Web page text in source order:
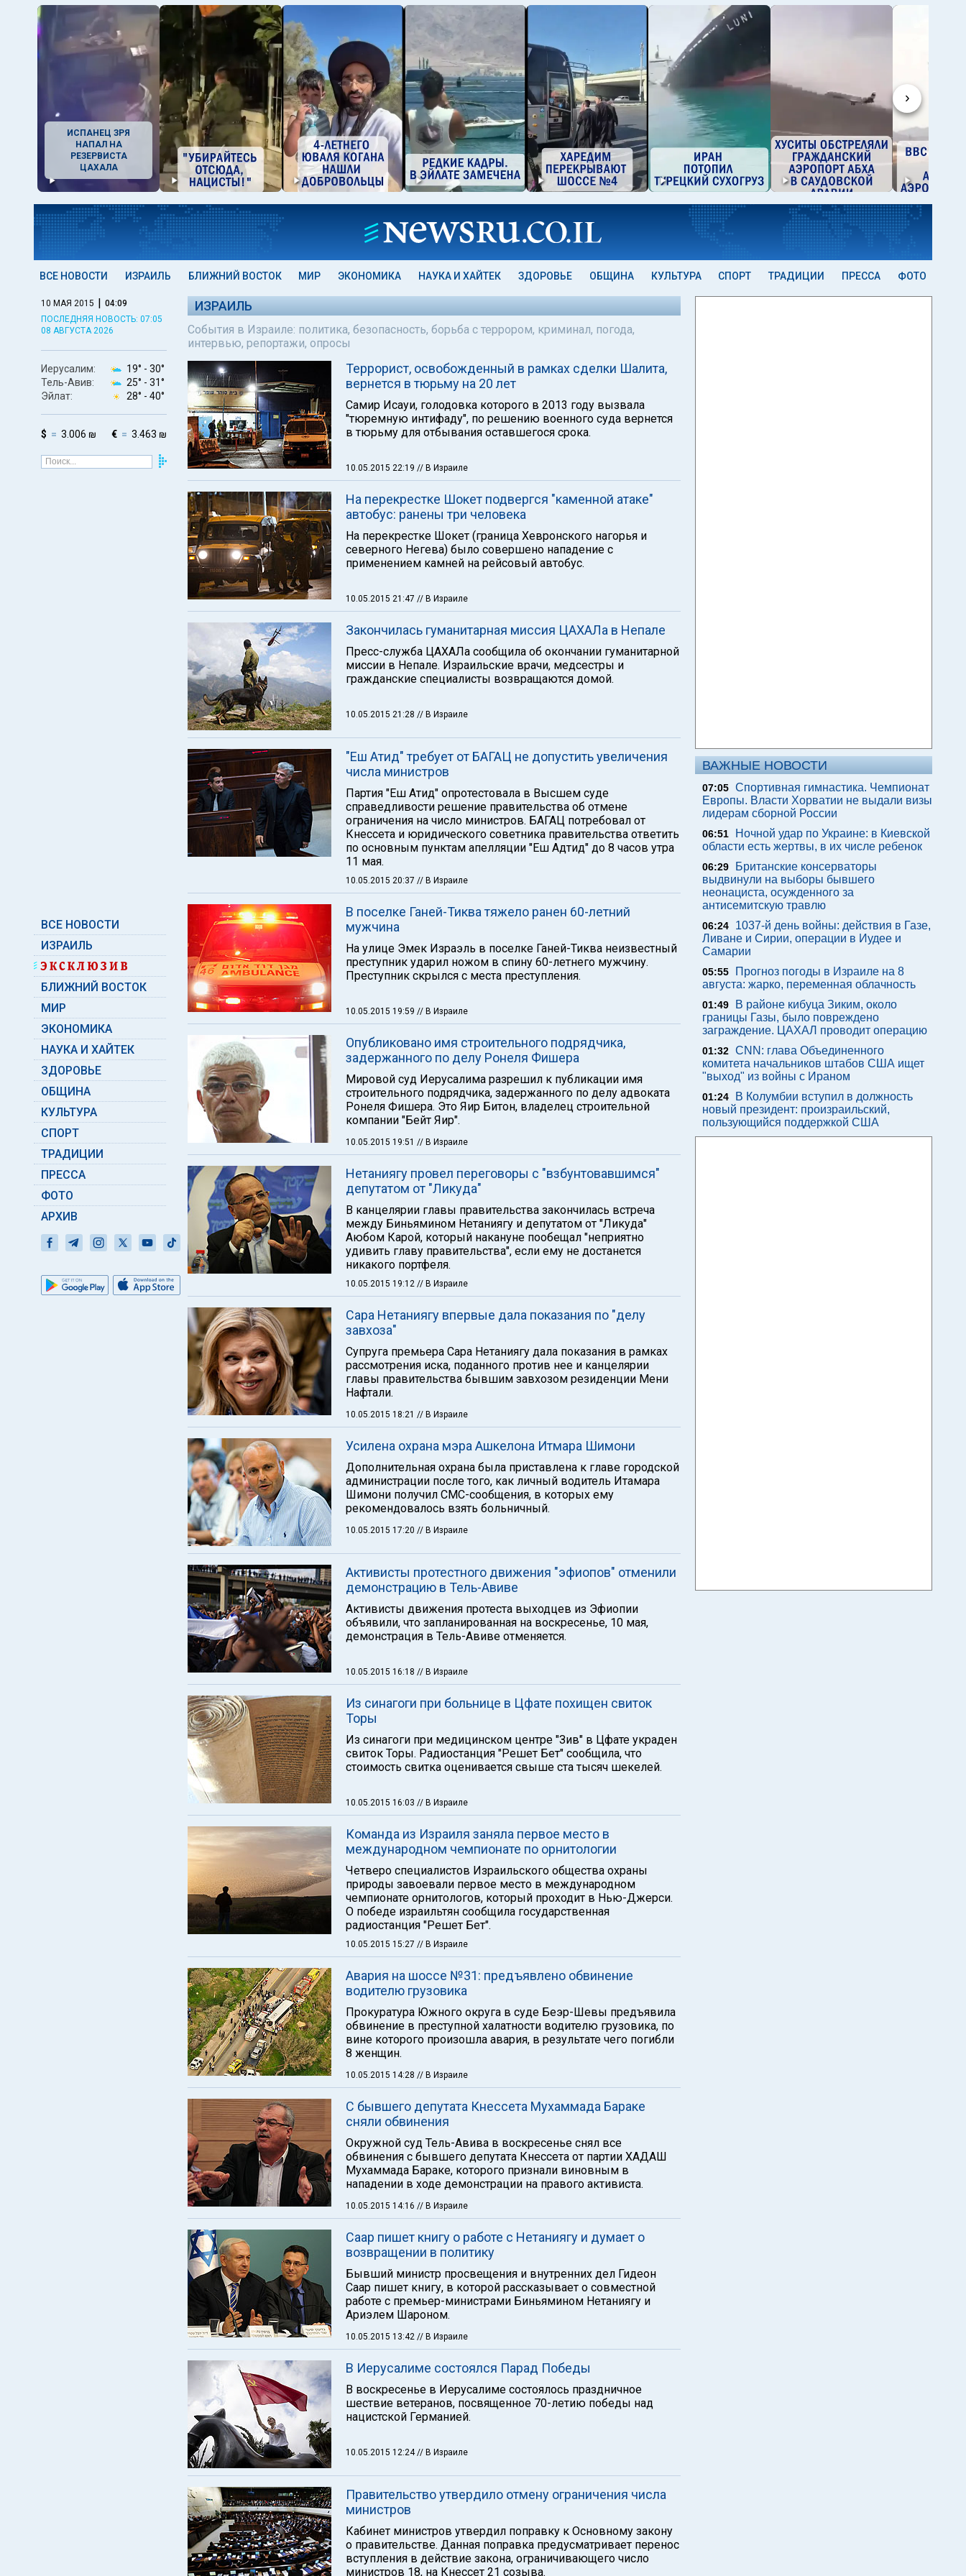
›
ИСПАНЕЦ ЗРЯ
НАПАЛ НА
РЕЗЕРВИСТА
ЦАХАЛА
ВСЕ НОВОСТИ ИЗРАИЛЬ БЛИЖНИЙ ВОСТОК МИР ЭКОНОМИКА НАУКА И ХАЙТЕК ЗДОРОВЬЕ ОБЩИНА КУЛЬТУРА СПОРТ ТРАДИЦИИ ПРЕССА ФОТО
10 МАЯ 2015 | 04:09
ПОСЛЕДНЯЯ НОВОСТЬ: 07:05
08 АВГУСТА 2026
Иерусалим: 19° - 30°
Тель-Авив:
25° - 31°
Эйлат:
28° - 40°
$ 3.006 ₪ € 3.463 ₪
ВСЕ НОВОСТИ
ИЗРАИЛЬ
БЛИЖНИЙ ВОСТОК
МИР
ЭКОНОМИКА
НАУКА И ХАЙТЕК
ЗДОРОВЬЕ
ОБЩИНА
КУЛЬТУРА
СПОРТ
ТРАДИЦИИ
ПРЕССА
ФОТО
АРХИВ
ИЗРАИЛЬ
События в Израиле: политика, безопасность, борьба с террором, криминал, погода,
интервью, репортажи, опросы
Террорист, освобожденный в рамках сделки Шалита,
вернется в тюрьму на 20 лет
Самир Исауи, голодовка которого в 2013 году вызвала
"тюремную интифаду", по решению военного суда вернется
в тюрьму для отбывания оставшегося срока.
10.05.2015 22:19 // В Израиле
На перекрестке Шокет подвергся "каменной атаке"
автобус: ранены три человека
На перекрестке Шокет (граница Хевронского нагорья и
северного Негева) было совершено нападение с
применением камней на рейсовый автобус.
10.05.2015 21:47 // В Израиле
Закончилась гуманитарная миссия ЦАХАЛа в Непале
Пресс-служба ЦАХАЛа сообщила об окончании гуманитарной
миссии в Непале. Израильские врачи, медсестры и
гражданские специалисты возвращаются домой.
10.05.2015 21:28 // В Израиле
"Еш Атид" требует от БАГАЦ не допустить увеличения
числа министров
Партия "Еш Атид" опротестовала в Высшем суде
справедливости решение правительства об отмене
ограничения на число министров. БАГАЦ потребовал от
Кнессета и юридического советника правительства ответить
по основным пунктам апелляции "Еш Адтид" до 8 часов утра
11 мая.
10.05.2015 20:37 // В Израиле
В поселке Ганей-Тиква тяжело ранен 60-летний
мужчина
На улице Эмек Израэль в поселке Ганей-Тиква неизвестный
преступник ударил ножом в спину 60-летнего мужчину.
Преступник скрылся с места преступления.
10.05.2015 19:59 // В Израиле
Опубликовано имя строительного подрядчика,
задержанного по делу Ронеля Фишера
Мировой суд Иерусалима разрешил к публикации имя
строительного подрядчика, задержанного по делу адвоката
Ронеля Фишера. Это Яир Битон, владелец строительной
компании "Бейт Яир".
10.05.2015 19:51 // В Израиле
Нетаниягу провел переговоры с "взбунтовавшимся"
депутатом от "Ликуда"
В канцелярии главы правительства закончилась встреча
между Биньямином Нетаниягу и депутатом от "Ликуда"
Аюбом Карой, который накануне пообещал "неприятно
удивить главу правительства", если ему не достанется
никакого портфеля.
10.05.2015 19:12 // В Израиле
Сара Нетаниягу впервые дала показания по "делу
завхоза"
Cупруга премьера Сара Нетаниягу дала показания в рамках
рассмотрения иска, поданного против нее и канцелярии
главы правительства бывшим завхозом резиденции Мени
Нафтали.
10.05.2015 18:21 // В Израиле
Усилена охрана мэра Ашкелона Итмара Шимони
Дополнительная охрана была приставлена к главе городской
администрации после того, как личный водитель Итамара
Шимони получил СМС-сообщения, в которых ему
рекомендовалось взять больничный.
10.05.2015 17:20 // В Израиле
Активисты протестного движения "эфиопов" отменили
демонстрацию в Тель-Авиве
Активисты движения протеста выходцев из Эфиопии
объявили, что запланированная на воскресенье, 10 мая,
демонстрация в Тель-Авиве отменяется.
10.05.2015 16:18 // В Израиле
Из синагоги при больнице в Цфате похищен свиток
Торы
Из синагоги при медицинском центре "Зив" в Цфате украден
свиток Торы. Радиостанция "Решет Бет" сообщила, что
стоимость свитка оценивается свыше ста тысяч шекелей.
10.05.2015 16:03 // В Израиле
Команда из Израиля заняла первое место в
международном чемпионате по орнитологии
Четверо специалистов Израильского общества охраны
природы завоевали первое место в международном
чемпионате орнитологов, который проходит в Нью-Джерси.
О победе израильтян сообщила государственная
радиостанция "Решет Бет".
10.05.2015 15:27 // В Израиле
Авария на шоссе №31: предъявлено обвинение
водителю грузовика
Прокуратура Южного округа в суде Беэр-Шевы предъявила
обвинение в преступной халатности водителю грузовика, по
вине которого произошла авария, в результате чего погибли
8 женщин.
10.05.2015 14:28 // В Израиле
С бывшего депутата Кнессета Мухаммада Бараке
сняли обвинения
Окружной суд Тель-Авива в воскресенье снял все
обвинения с бывшего депутата Кнессета от партии ХАДАШ
Мухаммада Бараке, которого признали виновным в
нападении в ходе демонстрации на правого активиста.
10.05.2015 14:16 // В Израиле
Саар пишет книгу о работе с Нетаниягу и думает о
возвращении в политику
Бывший министр просвещения и внутренних дел Гидеон
Саар пишет книгу, в которой рассказывает о совместной
работе с премьер-министрами Биньямином Нетаниягу и
Ариэлем Шароном.
10.05.2015 13:42 // В Израиле
В Иерусалиме состоялся Парад Победы
В воскресенье в Иерусалиме состоялось праздничное
шествие ветеранов, посвященное 70-летию победы над
нацистской Германией.
10.05.2015 12:24// В Израиле
Правительство утвердило отмену ограничения числа
министров
Кабинет министров утвердил поправку к Основному закону
о правительстве. Данная поправка предусматривает перенос
вступления в действие закона, ограничивающего число
министров 18, на Кнессет 21 созыва.
ВАЖНЫЕ НОВОСТИ
07:05 Спортивная гимнастика. Чемпионат
Европы. Власти Хорватии не выдали визы
лидерам сборной России
06:51
Ночной удар по Украине: в Киевской
области есть жертвы, в их числе ребенок
06:29
Британские консерваторы
выдвинули на выборы бывшего
неонациста, осужденного за
антисемитскую травлю
06:24
1037-й день войны: действия в Газе,
Ливане и Сирии, операции в Иудее и
Самарии
05:55
Прогноз погоды в Израиле на 8
августа: жарко, переменная облачность
01:49
В районе кибуца Зиким, около
границы Газы, было повреждено
заграждение. ЦАХАЛ проводит операцию
01:32 CNN: глава Объединенного
комитета начальников штабов США ищет
"выход" из войны с Ираном
01:24
В Колумбии вступил в должность
новый президент: произраильский,
пользующийся поддержкой США